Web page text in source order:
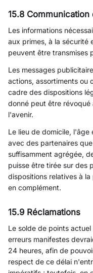
15.8 Communication
Les informations
aux primes, à la sécurité
peuvent être transmises
Les messages
actions, assortiments ou
cadre des dispositions
donné peut être
l'avenir.
Le lieu de domicile,
avec des partenaires
suffisamment agrégée,
puisse être tirée sur des
dispositions relatives à
en complément.
15.9 Réclamations
Le solde de points
erreurs manifestes
24 heures, afin de
respect de ce délai